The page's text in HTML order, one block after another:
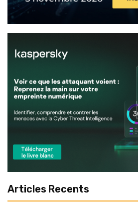
Articles Recents